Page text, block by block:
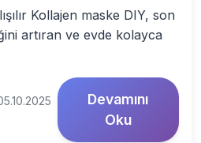
Kollajen maske DIY, son
artıran ve evde kolayca
Devamını
Oku